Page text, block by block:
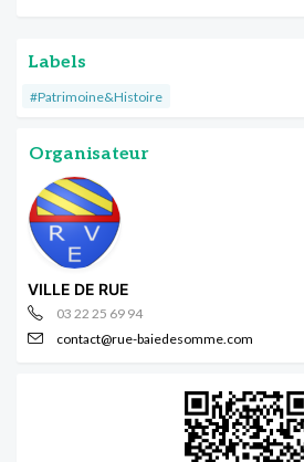
Labels
#Patrimoine&Histoire
Organisateur
VILLE DE RUE
03 22 25 69 94
contact@rue-baiedesomme.com